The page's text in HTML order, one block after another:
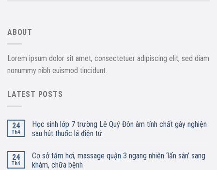
ABOUT
Lorem ipsum dolor sit amet, consectetuer adipiscing elit, sed diam
nonummy nibh euismod tincidunt.
LATEST POSTS
24
Th4
Học sinh lớp 7 trường Lê Quý Đôn âm tính chất gây nghiện
sau hút thuốc lá điện tử
24
Th4
Cơ sở tắm hơi, massage quận 3 ngang nhiên ‘lấn sân’ sang
khám, chữa bệnh